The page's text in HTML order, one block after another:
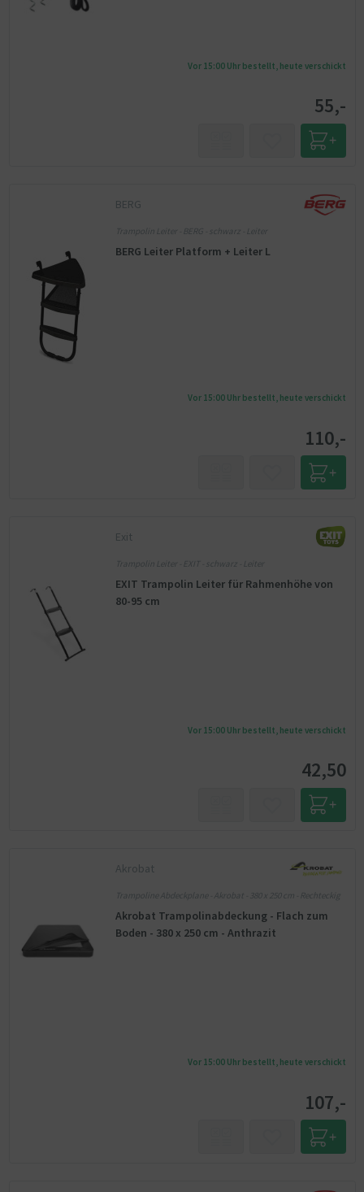
Vor 15:00 Uhr bestellt, heute verschickt
55,-
BERG
Trampolin Leiter - BERG - schwarz - Leiter
BERG Leiter Platform + Leiter L
Vor 15:00 Uhr bestellt, heute verschickt
110,-
Exit
Trampolin Leiter - EXIT - schwarz - Leiter
EXIT Trampolin Leiter für Rahmenhöhe von
80-95 cm
Vor 15:00 Uhr bestellt, heute verschickt
42,50
Akrobat
Trampoline Abdeckplane - Akrobat - 380 x 250 cm - Rechteckig
Akrobat Trampolinabdeckung - Flach zum
Boden - 380 x 250 cm - Anthrazit
Vor 15:00 Uhr bestellt, heute verschickt
107,-